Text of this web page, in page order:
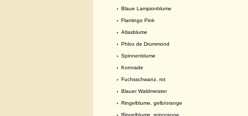
› Blaue Lampionblume
› Flamingo Pink
› Atlasblume
› Phlox de Drummond
› Spinnenblume
› Kornrade
› Fuchsschwanz, rot
› Blauer Waldmeister
› Ringelblume, gelb/orange
› Ringelblume, reinorange